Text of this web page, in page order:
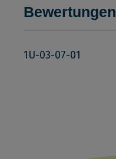
Bewertungen
1U-03-07-01